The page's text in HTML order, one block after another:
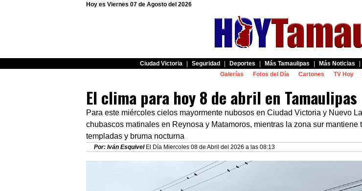
Hoy es Viernes 07 de Agosto del 2026
Ciudad Victoria Seguridad Deportes Más Tamaulipas Más Noticias
Galerías
Fotos del Día Cartones TV Hoy
El clima para hoy 8 de abril en Tamaulipas
Para este miércoles cielos mayormente nubosos en Ciudad Victoria y Nuevo
chubascos matinales en Reynosa y Matamoros, mientras la zona sur mantiene
templadas y bruma nocturna
Por: Iván EsquivelEl Día Miercoles 08 de Abril del 2026 a las 08:13